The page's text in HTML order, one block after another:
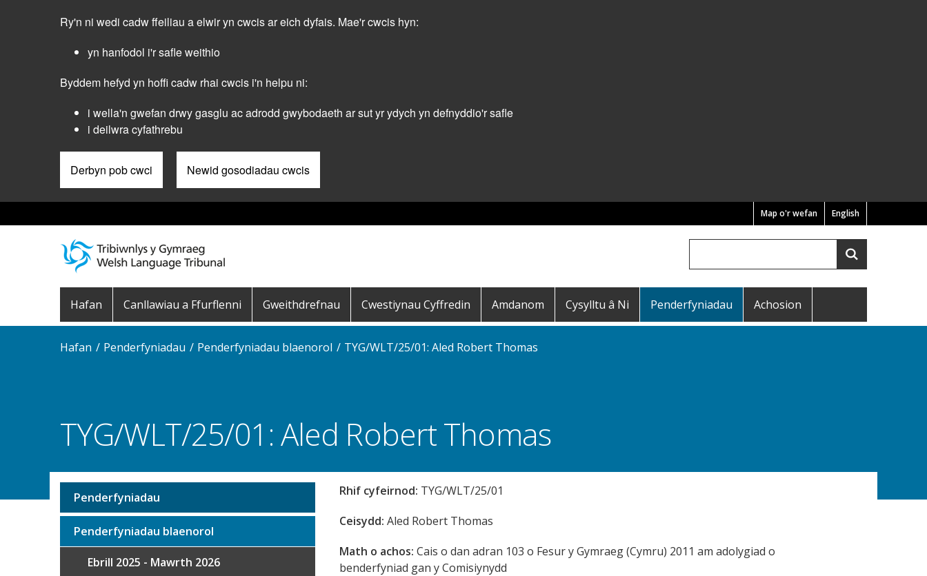
Ry'n ni wedi cadw ffeiliau a elwir yn cwcis ar eich dyfais. Mae'r cwcis hyn:
yn hanfodol i'r safle weithio
Byddem hefyd yn hoffi cadw rhai cwcis i'n helpu ni:
i wella'n gwefan drwy gasglu ac adrodd gwybodaeth ar sut yr ydych yn defnyddio'r safle
i deilwra cyfathrebu
Derbyn pob cwci Newid gosodiadau cwcis
English
Pre
Header
Menu
Map o'r wefan
Search
Main
navigation
Hafan Canllawiau a Ffurflenni Gweithdrefnau Cwestiynau Cyffredin Amdanom Cysylltu â Ni Penderfyniadau Achosion
Hafan Penderfyniadau Penderfyniadau blaenorol TYG/WLT/25/01: Aled Robert Thomas
TYG/WLT/25/01: Aled Robert Thomas
Rhif cyfeirnod: TYG/WLT/25/01
Ceisydd: Aled Robert Thomas
Math o achos: Cais o dan adran 103 o Fesur y Gymraeg (Cymru) 2011 am adolygiad o
benderfyniad gan y Comisiynydd
Sub
navigation
Penderfyniadau
Penderfyniadau blaenorol
Ebrill 2025 - Mawrth 2026